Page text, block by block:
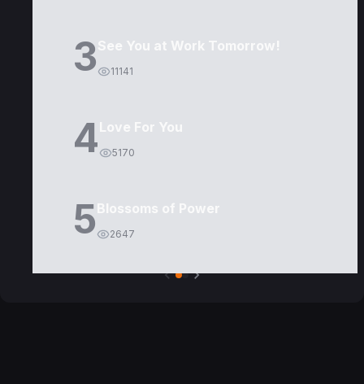
3See You at Work Tomorrow!
11141
4Love For You
5170
5Blossoms of Power
2647